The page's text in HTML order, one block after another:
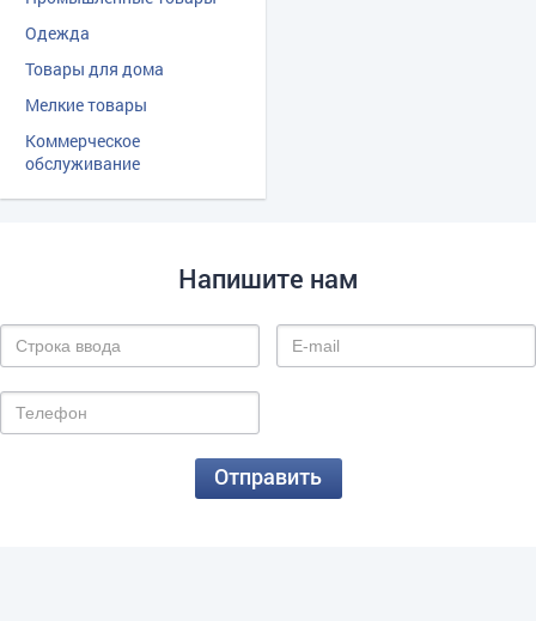
Одежда
Товары для дома
Мелкие товары
Коммерческое
обслуживание
Напишите нам